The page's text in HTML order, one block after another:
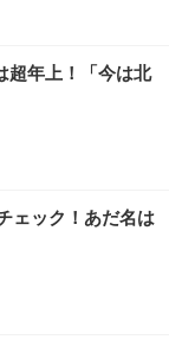
超年上！「今は北
ェック！あだ名は